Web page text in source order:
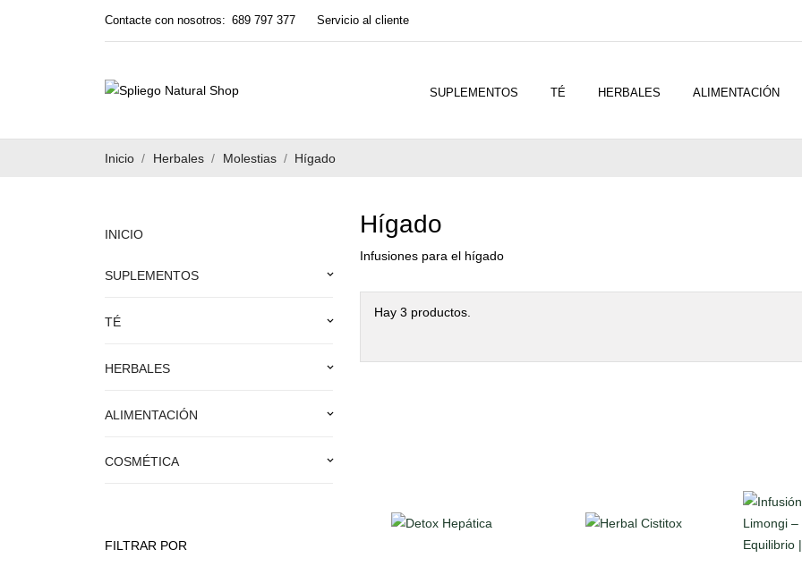
Contacte con nosotros: 689 797 377 Servicio al cliente
SUPLEMENTOS TÉ HERBALES ALIMENTACIÓN
Inicio Herbales Molestias Hígado
INICIO
SUPLEMENTOS keyboard_arrow_down
TÉ keyboard_arrow_down
HERBALES keyboard_arrow_down
ALIMENTACIÓN keyboard_arrow_down
COSMÉTICA keyboard_arrow_down
FILTRAR POR
Hígado
Infusiones para el hígado
Hay 3 productos.